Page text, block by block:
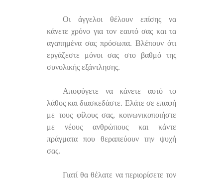
Οι άγγελοι θέλουν επίσης να
κάνετε χρόνο για τον εαυτό σας και τα
αγαπημένα σας πρόσωπα. Βλέπουν ότι
εργάζεστε μόνοι σας στο βαθμό της
συνολικής εξάντλησης.
Αποφύγετε να κάνετε αυτό το
λάθος και διασκεδάστε. Ελάτε σε επαφή
με τους φίλους σας, κοινωνικοποιήστε
με νέους ανθρώπους και κάντε
πράγματα που θεραπεύουν την ψυχή
σας.
Γιατί θα θέλατε να περιορίσετε τον